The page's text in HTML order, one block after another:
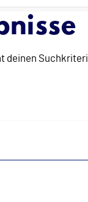
deinen